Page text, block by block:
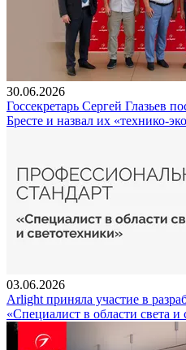
30.06.2026
Госсекретарь Сергей Глазьев
Бресте и назвал их «технико-
03.06.2026
Arlight приняла участие в
«Специалист в области света и